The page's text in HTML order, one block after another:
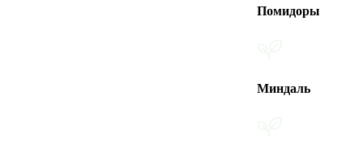
Помидоры